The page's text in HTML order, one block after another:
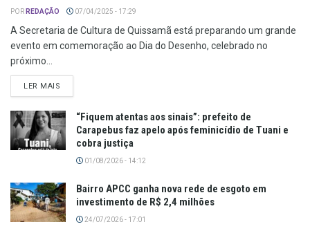
POR REDAÇÃO 07/04/2025 - 17:29
A Secretaria de Cultura de Quissamã está preparando um grande
evento em comemoração ao Dia do Desenho, celebrado no
próximo...
LER MAIS
“Fiquem atentas aos sinais”: prefeito de
Carapebus faz apelo após feminicídio de Tuani e
cobra justiça
01/08/2026 - 14:12
Bairro APCC ganha nova rede de esgoto em
investimento de R$ 2,4 milhões
24/07/2026 - 17:01